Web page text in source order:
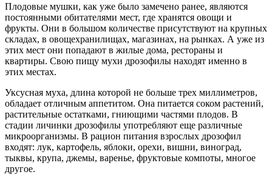
Плодовые мушки, как уже было замечено ранее, являются
постоянными обитателями мест, где хранятся овощи и
фрукты. Они в большом количестве присутствуют на крупных
складах, в овощехранилищах, магазинах, на рынках. А уже из
этих мест они попадают в жилые дома, рестораны и
квартиры. Свою пищу мухи дрозофилы находят именно в
этих местах.
Уксусная муха, длина которой не больше трех миллиметров,
обладает отличным аппетитом. Она питается соком растений,
растительные остатками, гниющими частями плодов. В
стадии личинки дрозофилы употребляют еще различные
микроорганизмы. В рацион питания взрослых дрозофил
входят: лук, картофель, яблоки, орехи, вишни, виноград,
тыквы, крупа, джемы, варенье, фруктовые компоты, многое
другое.